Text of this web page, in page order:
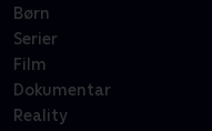
Børn
Serier
Film
Dokumentar
Reality